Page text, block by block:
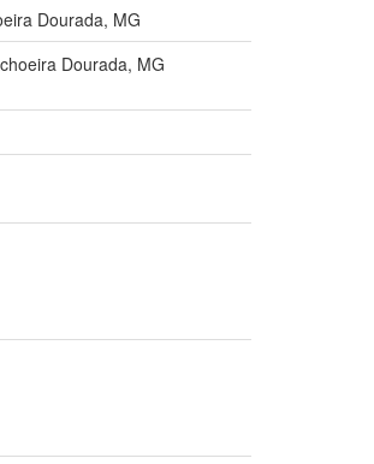
Dourada, MG
Dourada, MG